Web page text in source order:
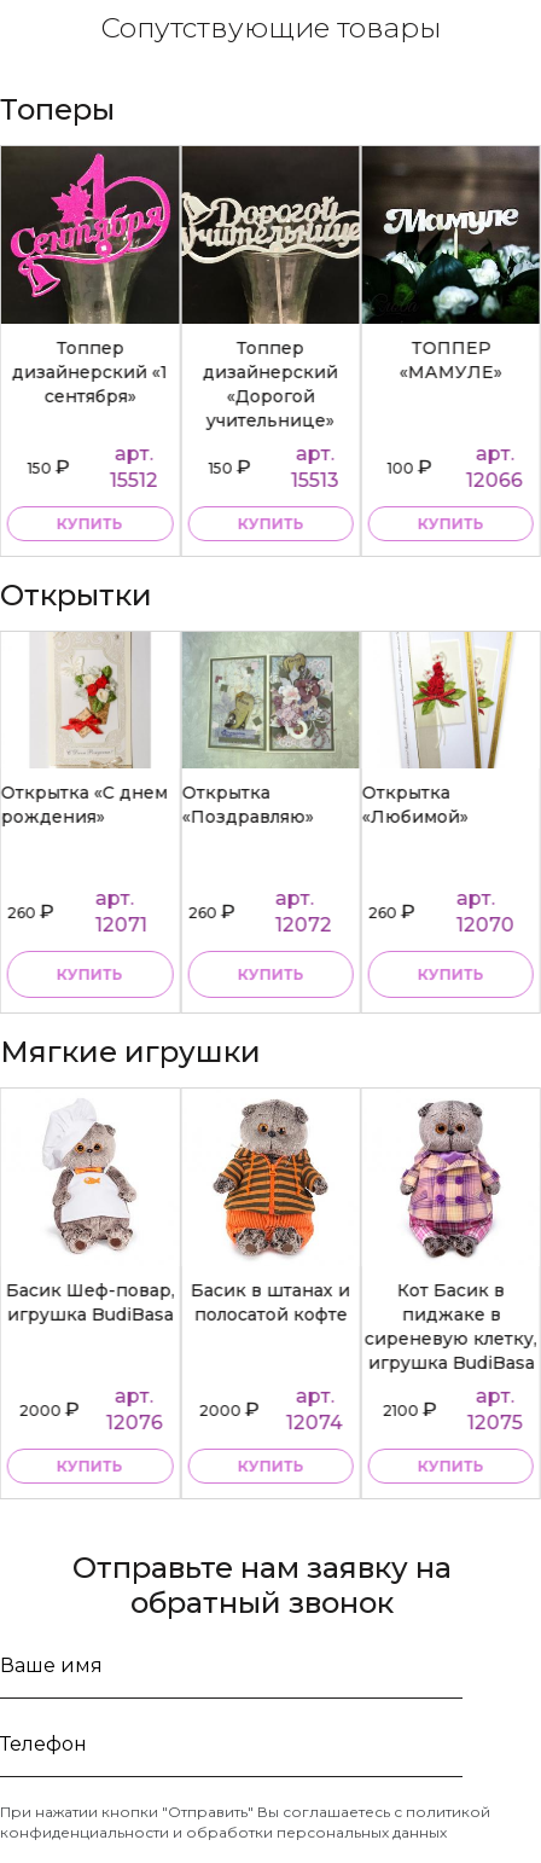
Сопутствующие товары
Топеры
Топпер
дизайнерский «1
сентября»
150₽
арт.
15512
КУПИТЬ
Топпер
дизайнерский
«Дорогой
учительнице»
150₽
арт.
15513
КУПИТЬ
ТОППЕР
«МАМУЛЕ»
100₽
арт.
12066
КУПИТЬ
Открытки
Открытка «С днем
рождения»
260₽
арт.
12071
КУПИТЬ
Открытка
«Поздравляю»
260₽
арт.
12072
КУПИТЬ
Открытка
«Любимой»
260₽
арт.
12070
КУПИТЬ
Мягкие игрушки
Басик Шеф-повар,
игрушка BudiBasa
2000₽
арт.
12076
КУПИТЬ
Басик в штанах и
полосатой кофте
2000₽
арт.
12074
КУПИТЬ
Кот Басик в
пиджаке в
сиреневую клетку,
игрушка BudiBasa
2100₽
арт.
12075
КУПИТЬ
Отправьте нам заявку на
обратный звонок
Ваше
Телефон
*
При нажатии кнопки "Отправить" Вы соглашаетесь с политикой
конфиденциальности и обработки персональных данных